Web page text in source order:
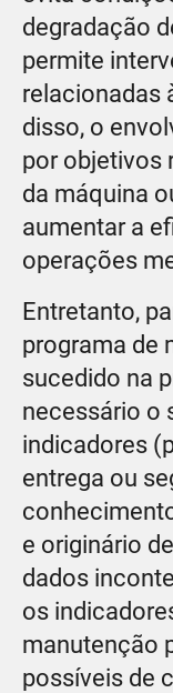
degradação
permite
relacionadas
disso, o
por objetivos
da máquina
aumentar a
operações
Entretanto,
programa de
sucedido na
necessário o
indicadores
entrega ou
e originário
dados
os
manutenção
possíveis de